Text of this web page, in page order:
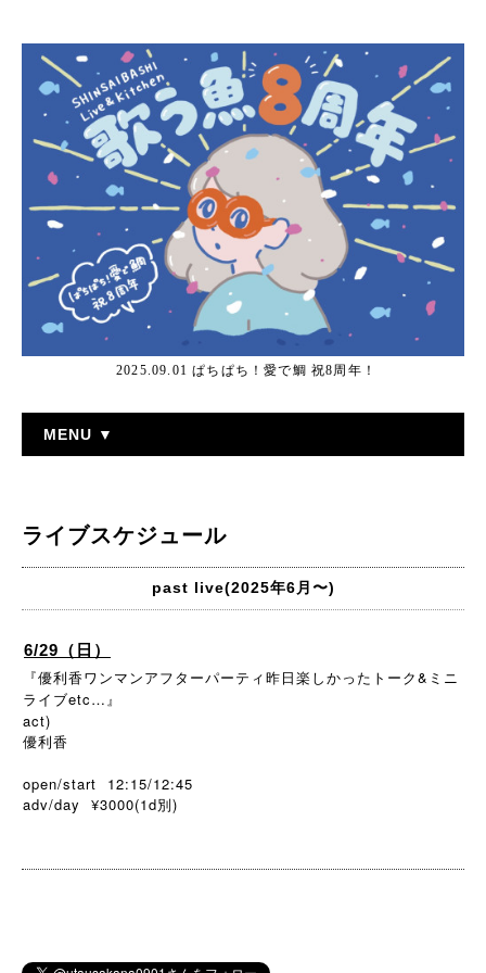
2025.09.01 ぱちぱち！愛で鯛 祝8周年！
MENU ▼
ライブスケジュール
past live(2025年6月〜)
6/29（日）
『優利香ワンマンアフターパーティ昨日楽しかったトーク&ミニ
ライブetc…』
act)
優利香
open/start 12:15/12:45
adv/day ¥3000(1d別 )